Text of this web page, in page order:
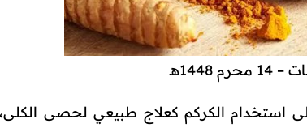
استخدام الكركم كعلاج طبيعي لحصى الكلى،